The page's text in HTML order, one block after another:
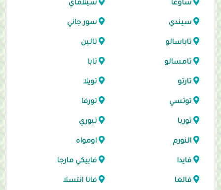
ساوغا سيلاماي
سيندي سور جاني
تاباسالو تالين
تامسالو تابا
تارتو تويلا
توتسي تورفا
توربا تيوري
النورم اومواه
فايدا فاييكي مارجا
فالغا فانا انتسلا